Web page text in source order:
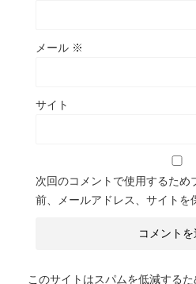
メール ※
サイト
次回のコメントで使用するため
前、メールアドレス、サイトを
このサイトはスパムを低減する